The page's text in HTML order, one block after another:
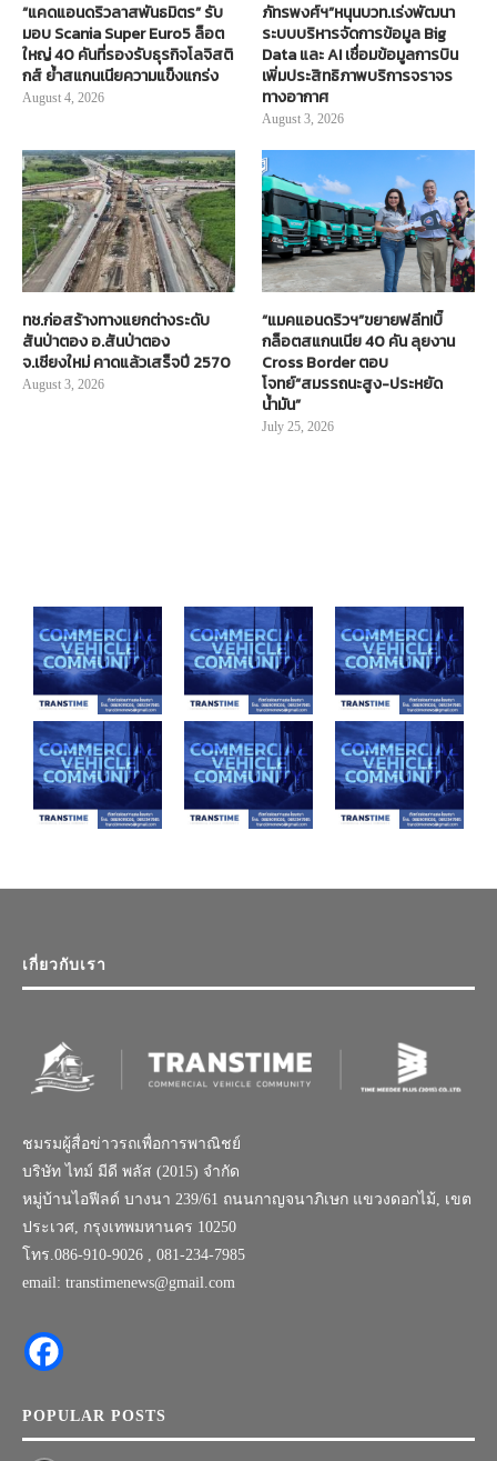
“แคดแอนดริวลาสพันธมิตร” รับ
มอบ Scania Super Euro5 ล็อต
ใหญ่ 40 คันที่รองรับธุรกิจโลจิสติ
กส์ ย้ำสแกนเนียความแข็งแกร่ง
August 4, 2026
ภัทรพงศ์ฯ”หนุนบวท.เร่งพัฒนา
ระบบบริหารจัดการข้อมูล Big
Data และ AI เชื่อมข้อมูลการบิน
เพิ่มประสิทธิภาพบริการจราจร
ทางอากาศ
August 3, 2026
ทช.ก่อสร้างทางแยกต่างระดับ
สันป่าตอง อ.สันป่าตอง
จ.เชียงใหม่ คาดแล้วเสร็จปี 2570
August 3, 2026
“แมคแอนดริวฯ”ขยายฟลีท!บิ๊
กล็อตสแกนเนีย 40 คัน ลุยงาน
Cross Border ตอบ
โจทย์“สมรรถนะสูง-ประหยัด
น้ำมัน”
July 25, 2026
เกี่ยวกับเรา
ชมรมผู้สื่อข่าวรถเพื่อการพาณิชย์
บริษัท ไทม์ มีดี พลัส (2015) จำกัด
หมู่บ้านไอฟีลด์ บางนา 239/61 ถนนกาญจนาภิเษก แขวงดอกไม้, เขต
ประเวศ, กรุงเทพมหานคร 10250
โทร.086-910-9026 , 081-234-7985
email: transtimenews@gmail.com
POPULAR POSTS